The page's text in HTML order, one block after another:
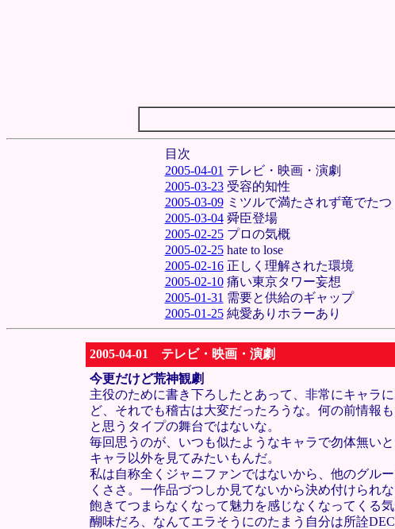
目次
2005-04-01 テレビ・映画・演劇
2005-03-23受容的知性
2005-03-09ミツルで満たされず竜でたつ
2005-03-04舜臣登場
2005-02-25プロの気概
2005-02-25hate to lose
2005-02-16正しく理解された環境
2005-02-10痛い東京タワー妄想
2005-01-31 需要と供給のギャップ
2005-01-25純愛ありホラーあり
2005-04-01 テレビ・映画・演劇
今更だけど荒神観劇
主役のために書き下ろしたとあって、非常にキャラ
ど、それでも稽古は大変だったろうな。何の前情報
と思うタイプの舞台ではないな。
毎回思うのが、いつも似たようなキャラで勿体無い
キャラ以外を見てみたいもんだ。
私は自称全くジャニファンではないから、他のグル
くささ。一作品づつしか見てないから決め付けられ
飽きてつまらなくなって魅力を感じなくなってくる
醐味だろ、なんてエラそうにのたまう自分は所詮